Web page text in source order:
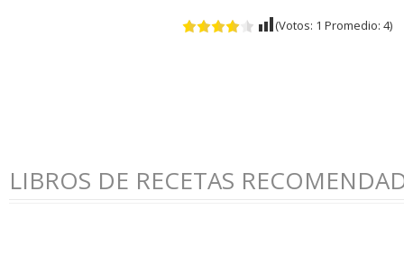
(Votos: 1 Promedio: 4)
LIBROS DE RECETAS